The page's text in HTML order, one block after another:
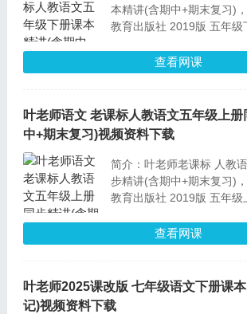
本精讲(含期中+期末复习)
教育出版社 2019版 五年级
时练习PDF练习+试卷讲解
PDF试卷+视频讲解、五下
查看网课
叶老师语文 老课标人教语文五年级上册
中+期末复习)视频资料下载
简介：叶老师老课标 人教
步精讲(含期中+期末复习)
教育出版社 2019版 五年级
讲、课时练习试卷PDF和
点梳理试卷PDF练习和视
查看网课
叶老师2025课改版 七年级语文下册课
记)视频资料下载